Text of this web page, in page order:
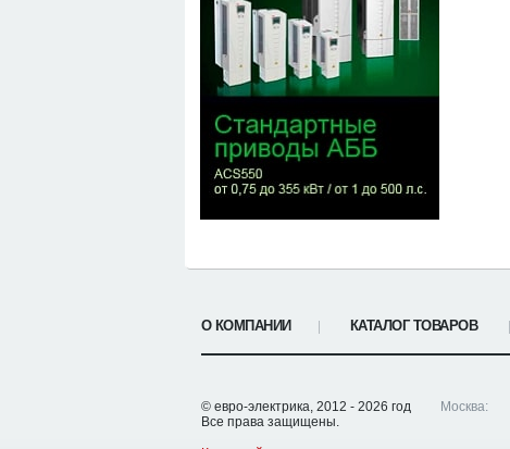
О КОМПАНИИ КАТАЛОГ ТОВАРОВ
© евро-электрика, 2012 - 2026 год
Все права защищены.
Москва: